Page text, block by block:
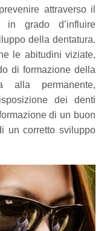
attraverso il
in grado d’influire
della dentatura.
le abitudini viziate,
di formazione della
alla permanente,
dei denti
di un buon
un corretto sviluppo